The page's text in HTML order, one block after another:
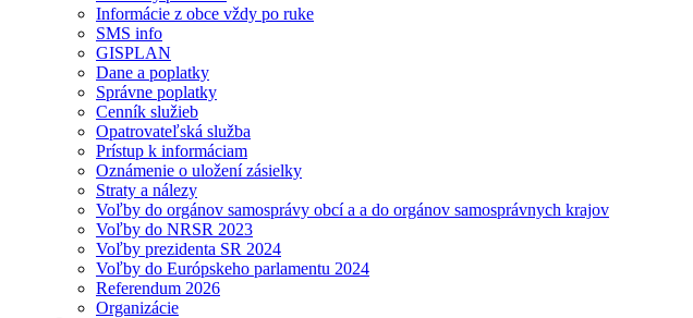
Informácie z obce vždy po ruke
SMS info
GISPLAN
Dane a poplatky
Správne poplatky
Cenník služieb
Opatrovateľská služba
Prístup k informáciam
Oznámenie o uložení zásielky
Straty a nálezy
Voľby do orgánov samosprávy obcí a a do orgánov samosprávnych krajov
Voľby do NRSR 2023
Voľby prezidenta SR 2024
Voľby do Európskeho parlamentu 2024
Referendum 2026
Organizácie